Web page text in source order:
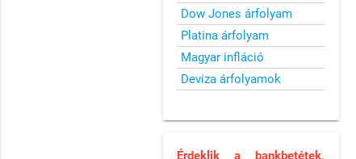
Dow Jones árfolyam
Platina árfolyam
Magyar infláció
Deviza árfolyamok
Érdeklik a bankbetétek,